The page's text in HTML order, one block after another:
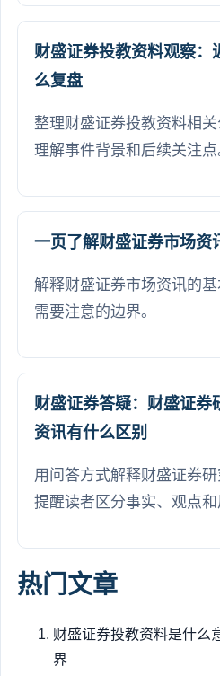
财盛证券投教资料观察：
么复盘
整理财盛证券投教资料相
理解事件背景和后续关注点
一页了解财盛证券市场资
解释财盛证券市场资讯的
需要注意的边界。
财盛证券答疑：财盛证券
资讯有什么区别
用问答方式解释财盛证券研
提醒读者区分事实、观点和
热门文章
财盛证券投教资料是什么
界